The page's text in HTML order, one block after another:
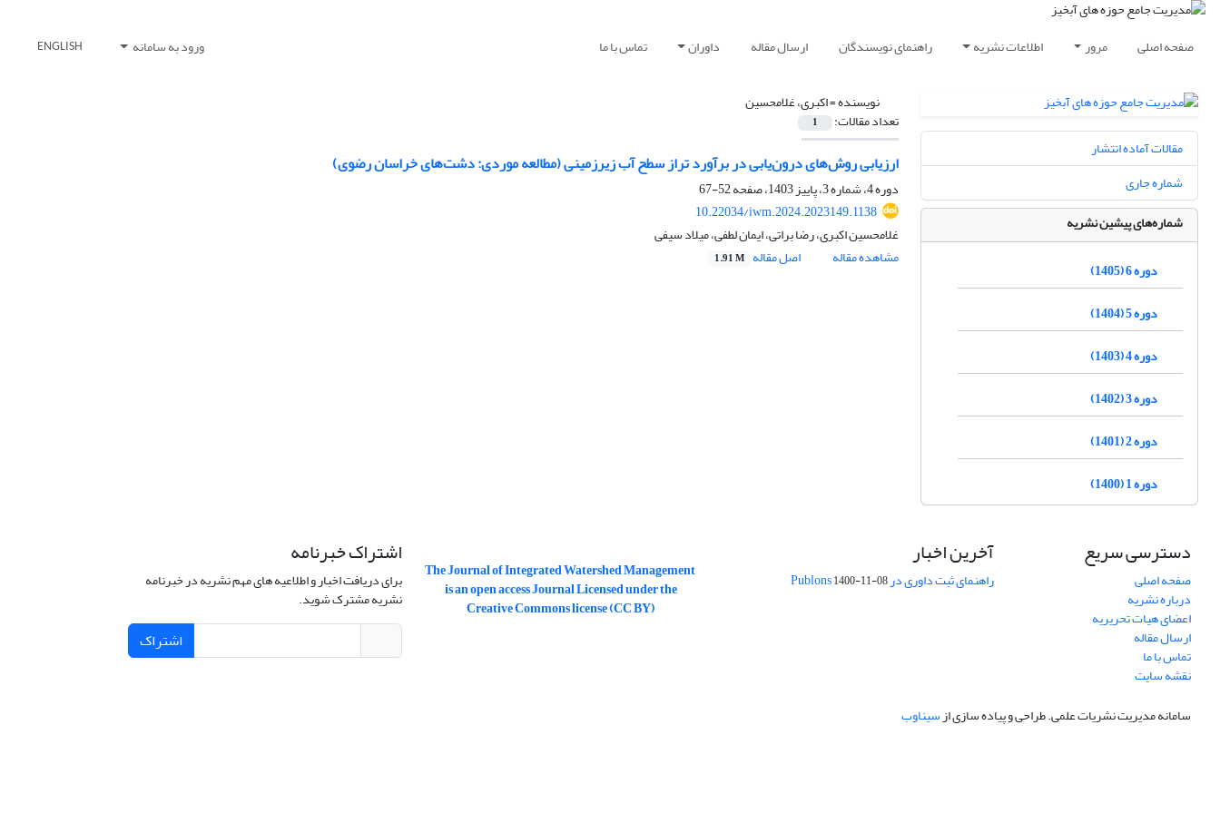
صفحه اصلی مرور اطلاعات نشریه راهنمای نویسندگان ارسال مقاله داوران تماس با ما ورود به سامانه ENGLISH
نویسنده =اکبری، غلامحسین
تعداد مقالات: 1
ارزیابی روش‌های درون‌یابی در برآورد تراز سطح آب زیرزمینی (مطالعه موردی: دشت‌های خراسان رضوی)
دوره 4، شماره 3، پاییز 1403، صفحه
52-67
10.22034/iwm.2024.2023149.1138
غلامحسین اکبری، رضا براتی، ایمان لطفی، میلاد سیفی
مشاهده مقاله
اصل مقاله 1.91 M
مقالات آماده انتشار
شماره جاری
شماره‌های پیشین نشریه
دوره 6 (1405)
دوره 5 (1404)
دوره 4 (1403)
دوره 3 (1402)
دوره 2 (1401)
دوره 1 (1400)
دسترسی سریع
صفحه اصلی
درباره نشریه
اعضای هیات تحریریه
ارسال مقاله
تماس با ما
نقشه سایت
آخرین اخبار
راهنمای ثبت داوری در Publons1400-11-08
The Journal of Integrated Watershed Management
is an open access Journal Licensed under the
Creative Commons license (CC BY)
اشتراک خبرنامه
برای دریافت اخبار و اطلاعیه های مهم نشریه در خبرنامه
نشریه مشترک شوید.
اشتراک
سامانه مدیریت نشریات علمی.طراحی و پیاده سازی ازسیناوب